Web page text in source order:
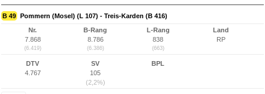
B 49 Pommern (Mosel) (L 107) - Treis-Karden (B 416)
Nr.
7.868
(6.419)
B-Rang
8.786
(6.386)
L-Rang
838
(663)
Land
RP
DTV
4.767
SV
105
(2,2%)
BPL